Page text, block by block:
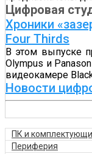
Цифровая
Хроники
Four Thirds
В этом выпуске
Olympus и
видеокамере
Новости
ПК и
Периферия